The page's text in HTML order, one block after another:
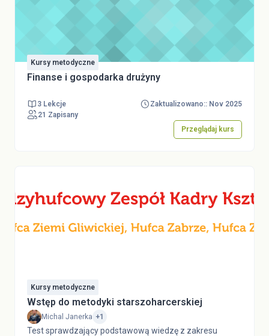
Kursy metodyczne
Finanse i gospodarka drużyny
3 Lekcje
Zaktualizowano:: Nov 2025
21 Zapisany
Przeglądaj kurs
Kursy metodyczne
Wstęp do metodyki starszoharcerskiej
Michal Janerka +1
Test sprawdzający podstawową wiedzę z zakresu